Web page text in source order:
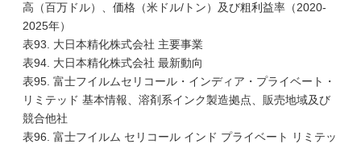
高（百万ドル）、価格（米ドル/トン）及び粗利益率（2020-
2025年）
表93. 大日本精化株式会社 主要事業
表94. 大日本精化株式会社 最新動向
表95. 富士フイルムセリコール・インディア・プライベート・
リミテッド 基本情報、溶剤系インク製造拠点、販売地域及び
競合他社
表96. 富士フイルム セリコール インド プライベート リミテッ